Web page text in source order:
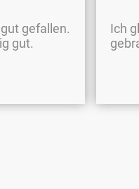
gefallen.
gut.
Ich